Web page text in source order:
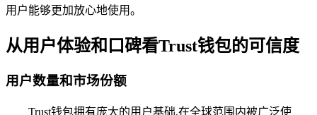
用户能够更加放心地使用。
从用户体验和口碑看Trust钱包的可信度
用户数量和市场份额
Trust钱包拥有庞大的用户基础,在全球范围内被广泛使